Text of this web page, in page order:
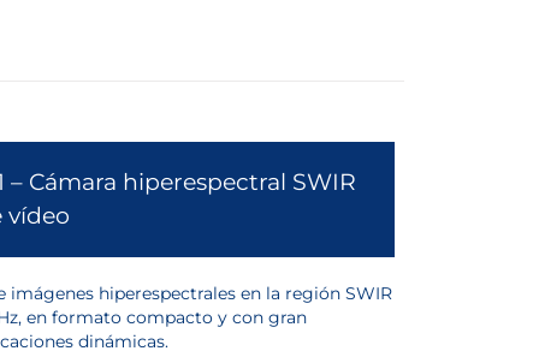
– Cámara hiperespectral SWIR
vídeo
imágenes hiperespectrales en la región SWIR
en formato compacto y con gran
dinámicas.